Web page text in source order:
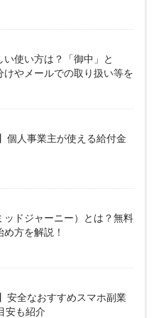
い使い方は？「御中」と
けやメールでの取り扱い等を
個人事業主が使える給付金
ッドジャーニー）とは？無料
方を解説！
安全なおすすめスマホ副業
安も紹介